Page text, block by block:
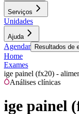
Serviços
Unidades
Ajuda
Agendar Resultados de
Home
Exames
ige painel (fx20) -
Análises clínicas
ige painel